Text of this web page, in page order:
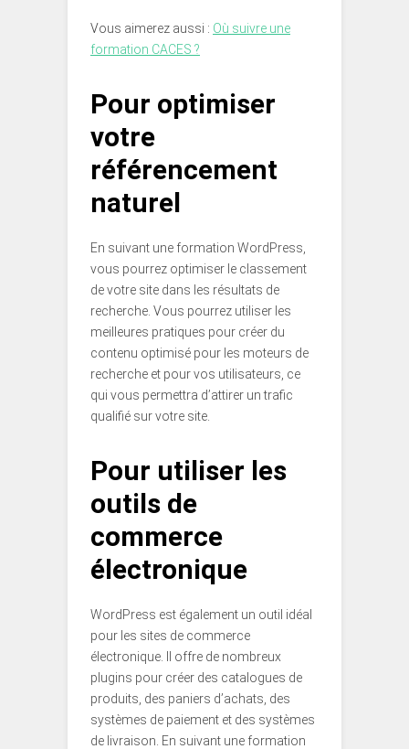
Vous aimerez aussi : Où suivre une
formation CACES ?
Pour optimiser
votre
référencement
naturel
En suivant une formation WordPress,
vous pourrez optimiser le classement
de votre site dans les résultats de
recherche. Vous pourrez utiliser les
meilleures pratiques pour créer du
contenu optimisé pour les moteurs de
recherche et pour vos utilisateurs, ce
qui vous permettra d’attirer un trafic
qualifié sur votre site.
Pour utiliser les
outils de
commerce
électronique
WordPress est également un outil idéal
pour les sites de commerce
électronique. Il offre de nombreux
plugins pour créer des catalogues de
produits, des paniers d’achats, des
systèmes de paiement et des systèmes
de livraison. En suivant une formation